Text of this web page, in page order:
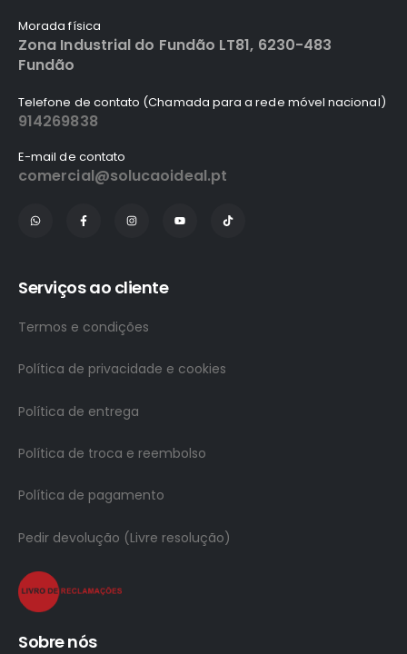
Morada física
Zona Industrial do Fundão LT81, 6230-483
Fundão
Telefone de contato (Chamada para a rede móvel nacional)
914269838
E-mail de contato
comercial@solucaoideal.pt
Serviços ao cliente
Termos e condições
Política de privacidade e cookies
Política de entrega
Política de troca e reembolso
Política de pagamento
Pedir devolução (Livre resolução)
Sobre nós